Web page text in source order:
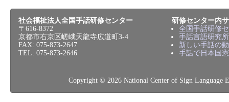
社会福祉法人全国手話研修センター
〒616-8372
京都市右京区嵯峨天龍寺広道町3-4
FAX: 075-873-2647
TEL: 075-873-2646
研修センター内
全国手話研修
手話言語研究所
新しい手話の
手話で日本国
Copyright © 2026 National Center of Sign